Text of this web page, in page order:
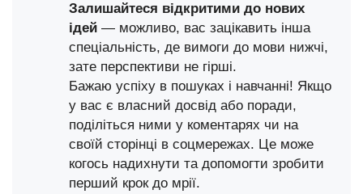
Залишайтеся відкритими до нових
ідей — можливо, вас зацікавить інша
спеціальність, де вимоги до мови нижчі,
зате перспективи не гірші.
Бажаю успіху в пошуках і навчанні! Якщо
у вас є власний досвід або поради,
поділіться ними у коментарях чи на
своїй сторінці в соцмережах. Це може
когось надихнути та допомогти зробити
перший крок до мрії.